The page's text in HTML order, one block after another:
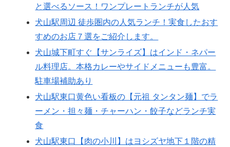
と選べるソース！ワンプレートランチが人気
犬山駅周辺 徒歩圏内の人気ランチ！実食したおす
すめのお店７選をご紹介します。
犬山城下町すぐ【サンライズ】はインド・ネパー
ル料理店。本格カレーやサイドメニューも豊富。
駐車場補助あり
犬山駅東口黄色い看板の【元祖 タンタン麺】でラ
ーメン・担々麺・チャーハン・餃子などランチ実
食
犬山駅東口【肉の小川】はヨシズヤ地下１階の精